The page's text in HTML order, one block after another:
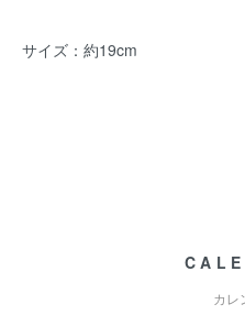
サイズ：約19cm
カレ